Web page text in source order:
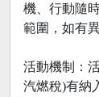
機、行動隨
範圍，如有
活動機制：
汽燃稅)有納